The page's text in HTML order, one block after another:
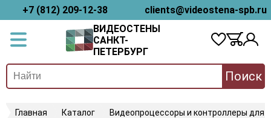
+7 (812) 209-12-38
clients@videostena-spb.ru
ВИДЕОСТЕНЫ
САНКТ-
ПЕТЕРБУРГ
Поиск
Главная Каталог Видеопроцессоры и контроллеры для